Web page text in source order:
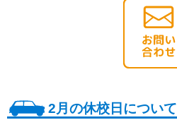
2月の休校日について